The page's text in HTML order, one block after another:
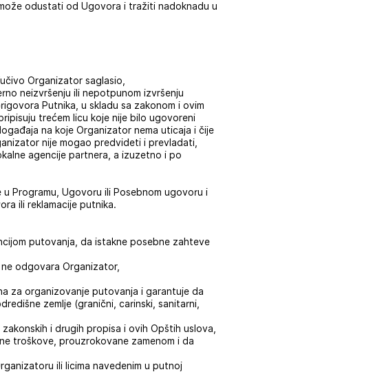
odustati od Ugovora i tražiti nadoknadu u
Organizator saglasio,
neizvršenju ili nepotpunom izvršenju
Putnika, u skladu sa zakonom i ovim
trećem licu koje nije bilo ugovoreni
na koje Organizator nema uticaja i čije
nije mogao predvideti i prevladati,
agencije partnera, a izuzetno i po
Programu, Ugovoru ili Posebnom ugovoru i
ili reklamacije putnika.
putovanja, da istakne posebne zahteve
odgovara Organizator,
za organizovanje putovanja i garantuje da
zemlje (granični, carinski, sanitarni,
i drugih propisa i ovih Opštih uslova,
troškove, prouzrokovane zamenom i da
ili licima navedenim u putnoj